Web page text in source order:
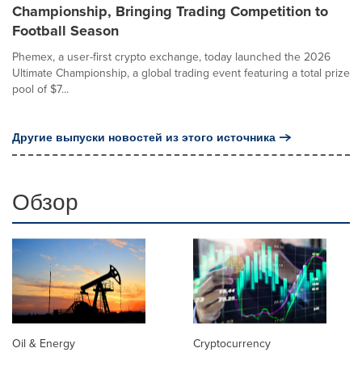
Championship, Bringing Trading Competition to
Football Season
Phemex, a user-first crypto exchange, today launched the 2026
Ultimate Championship, a global trading event featuring a total prize
pool of $7...
Другие выпуски новостей из этого источника
Обзор
Oil & Energy Cryptocurrency